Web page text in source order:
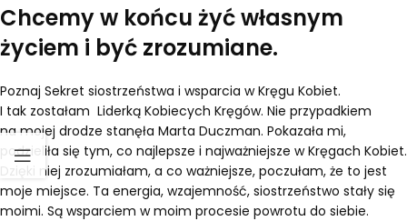
Chcemy w końcu żyć własnym
życiem i być zrozumiane.
Poznaj Sekret siostrzeństwa i wsparcia w Kręgu Kobiet.
I tak zostałam Liderką Kobiecych Kręgów. Nie przypadkiem
na mojej drodze stanęła Marta Duczman. Pokazała mi,
podzieliła się tym, co najlepsze i najważniejsze w Kręgach Kobiet.
Dzięki niej zrozumiałam, a co ważniejsze, poczułam, że to jest
moje miejsce. Ta energia, wzajemność, siostrzeństwo stały się
moimi. Są wsparciem w moim procesie powrotu do siebie.